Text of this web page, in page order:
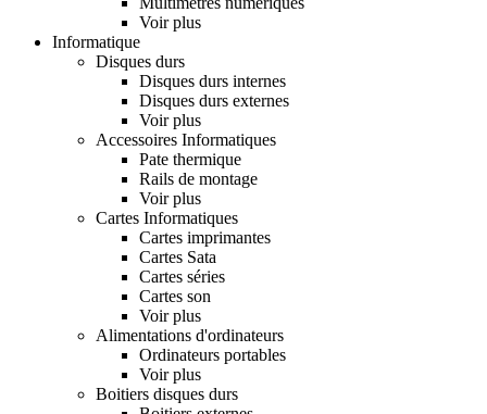
Voir plus
Informatique
Disques durs
Disques durs internes
Disques durs externes
Voir plus
Accessoires Informatiques
Pate thermique
Rails de montage
Voir plus
Cartes Informatiques
Cartes imprimantes
Cartes Sata
Cartes séries
Cartes son
Voir plus
Alimentations d'ordinateurs
Ordinateurs portables
Voir plus
Boitiers disques durs